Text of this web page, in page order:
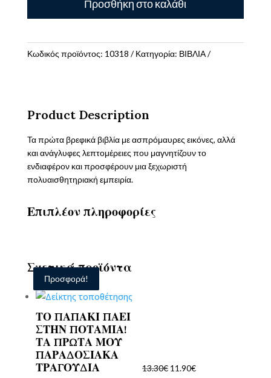
έκδοση)Τα
του
Προσθήκη στο καλάθι
Κωδικός προϊόντος: 10318 Κατηγορία: ΒΙΒΛΙΑ
Product Description
Τα πρώτα βρεφικά βιβλία με ασπρόμαυρες εικόνες, αλλά
και ανάγλυφες λεπτομέρειες που μαγνητίζουν το
ενδιαφέρον και προσφέρουν μια ξεχωριστή
πολυαισθητηριακή εμπειρία.
Επιπλέον πληροφορίες
Σχετικά προϊόντα
Προσφορά!
ΤΟ ΠΑΠΑΚΙ ΠΑΕΙ
ΣΤΗΝ ΠΟΤΑΜΙΑ!
ΤΑ ΠΡΩΤΑ ΜΟΥ
ΠΑΡΑΔΟΣΙΑΚΑ
ΤΡΑΓΟΥΔΙΑ
13.30€ 13.30€.
11.90€είναι:
Προσφορά!
Προσφορά!